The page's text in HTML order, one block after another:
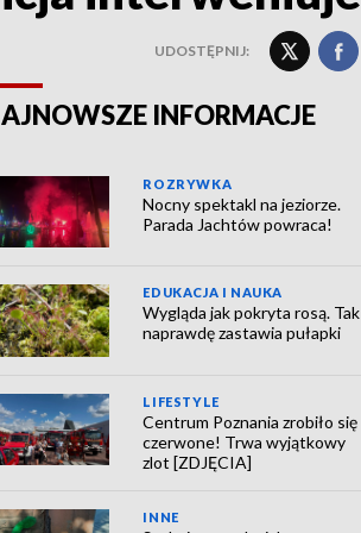
UDOSTĘPNIJ:
INFORMACJE
ROZRYWKA
Nocny spektakl na jeziorze.
Parada Jachtów powraca!
EDUKACJA I NAUKA
Wygląda jak pokryta rosą. Tak
naprawdę zastawia pułapki
LIFESTYLE
Centrum Poznania zrobiło się
czerwone! Trwa wyjątkowy
zlot [ZDJĘCIA]
INNE